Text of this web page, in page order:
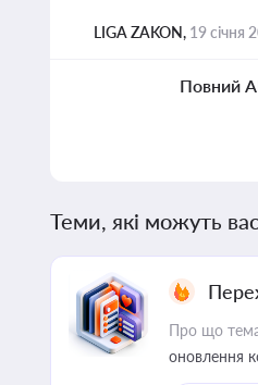
LIGA ZAKON, 19 січня
Повний
Теми, які можуть
Про що
оновлення